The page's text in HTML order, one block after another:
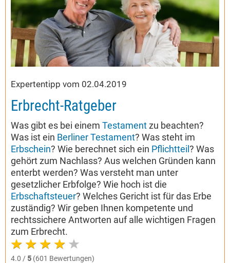
Expertentipp vom 02.04.2019
Erbrecht-Ratgeber
Was gibt es bei einem Testamentzu beachten?
Was ist ein Berliner Testament? Was steht im
Erbschein? Wie berechnet sich ein Pflichtteil ? Was
gehört zum Nachlass? Aus welchen Gründen kann
enterbt werden? Was versteht man unter
gesetzlicher Erbfolge? Wie hoch ist die
Erbschaftsteuer? Welches Gericht ist für das Erbe
zuständig? Wir geben Ihnen kompetente und
rechtssichere Antworten auf alle wichtigen Fragen
zum Erbrecht.
4.0 / 5 (601 Bewertungen)